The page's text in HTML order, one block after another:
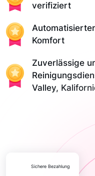
verifiziert
Komfort
Zuverlässige
Valley,
Sichere Bezahlung